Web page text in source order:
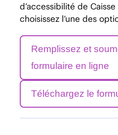
d’accessibilité de
choisissez l’une des
Remplissez et
formulaire en ligne
Téléchargez le